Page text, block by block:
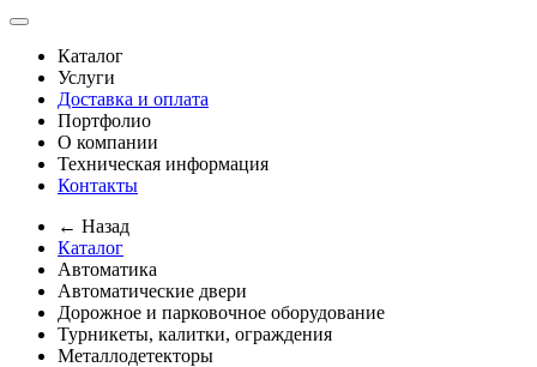
Каталог
Услуги
Доставка и оплата
Портфолио
О компании
Техническая информация
Контакты
← Назад
Каталог
Автоматика
Автоматические двери
Дорожное и парковочное оборудование
Турникеты, калитки, ограждения
Металлодетекторы